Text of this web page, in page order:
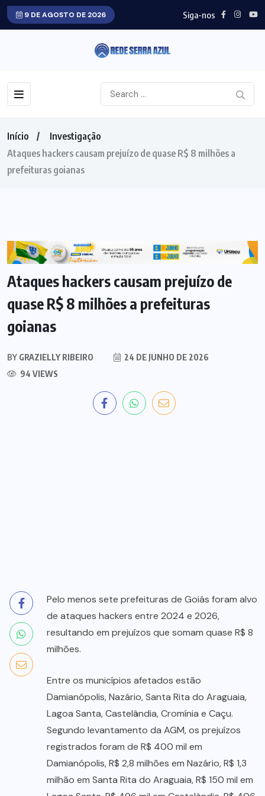
9 DE AGOSTO DE 2026 Siga-nos
Início
Investigação
Ataques hackers causam prejuízo de quase R$ 8 milhões a
prefeituras goianas
INVESTIGAÇÃO POLICIAL
Ataques hackers causam prejuízo de
quase R$ 8 milhões a prefeituras
goianas
BY GRAZIELLY RIBEIRO
24 DE JUNHO DE 2026
94 VIEWS
Pelo menos sete prefeituras de Goiás foram alvo
de ataques hackers entre 2024 e 2026,
resultando em prejuízos que somam quase R$ 8
milhões.
Entre os municípios afetados estão
Damianópolis, Nazário, Santa Rita do Araguaia,
Lagoa Santa, Castelândia, Cromínia e Caçu.
Segundo levantamento da AGM, os prejuízos
registrados foram de R$ 400 mil em
Damianópolis, R$ 2,8 milhões em Nazário, R$ 1,3
milhão em Santa Rita do Araguaia, R$ 150 mil em